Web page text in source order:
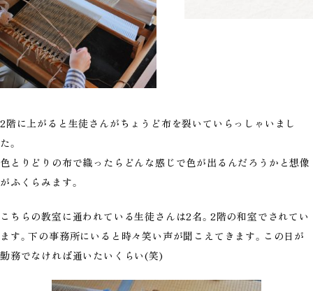
2階に上がると生徒さんがちょうど布を裂いていらっしゃいまし
た。
色とりどりの布で織ったらどんな感じで色が出るんだろうかと想像
がふくらみます。
こちらの教室に通われている生徒さんは2名。2階の和室でされてい
ます。下の事務所にいると時々笑い声が聞こえてきます。この日が
勤務でなければ通いたいくらい(笑)